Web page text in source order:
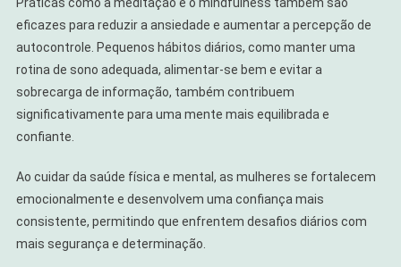
eficazes para reduzir a ansiedade e aumentar a percepção de
autocontrole. Pequenos hábitos diários, como manter uma
rotina de sono adequada, alimentar-se bem e evitar a
sobrecarga de informação, também contribuem
significativamente para uma mente mais equilibrada e
confiante.
Ao cuidar da saúde física e mental, as mulheres se fortalecem
emocionalmente e desenvolvem uma confiança mais
consistente, permitindo que enfrentem desafios diários com
mais segurança e determinação.